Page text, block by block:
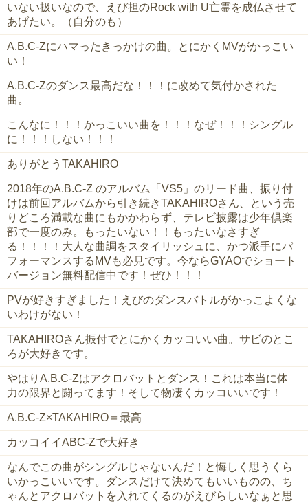
いない扱いなので、えび担のRock with U亡霊を成仏させて
あげたい。（自分のも）
A.B.C-Zにハマったきっかけの曲。とにかくMVがかっこい
い！
A.B.C-Zのダンス最高だな！！！に改めて気付かされた
曲。
こんなに！！！かっこいい曲を！！！なぜ！！！シングル
に！！！しない！！！
ありがとうTAKAHIRO
2018年のA.B.C-Z のアルバム「VS5」のリード曲、振り付
けは前回アルバムから引き続きTAKAHIROさん、という売
りどころ満載な曲にもかかわらず、テレビ披露は少年倶楽
部で一度のみ。もったいない！！もったいなさすぎ
る！！！！大人な曲調をスタイリッシュに、かつ派手にパ
フォーマンスするMVも必見です。今ならGYAOでショート
バージョン無料配信中です！ぜひ！！！
PVが好きすぎました！えびのダンスバトルがかっこよくな
いわけがない！
TAKAHIROさん振付でとにかくカッコいい曲。サビのとこ
ろが大好きです。
やはりA.B.C-Zはアクロバットとダンス！これは本当に体
力の限界と闘ってます！そして物凄くカッコいいです！
A.B.C-Z×TAKAHIRO＝最高
カッコイイABC-Zで大好き
なんでこの曲がシングルじゃないんだ！と悔しく思うくら
いかっこいいです。ダンスだけて決めてもいいものの、ち
ゃんとアクロバットを入れてくるのがえびらしいなぁと思